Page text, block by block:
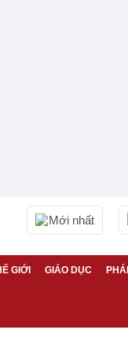
Mới nhất
GIỚI GIÁO DỤC